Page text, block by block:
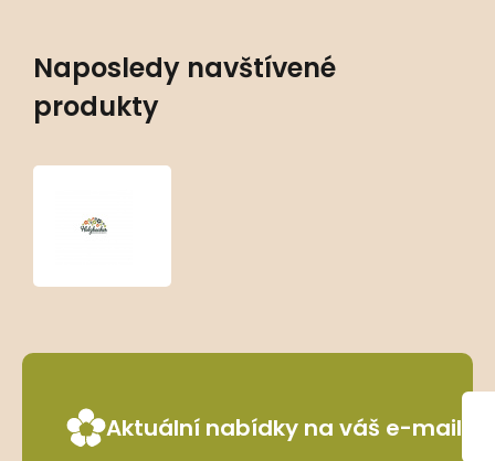
Naposledy navštívené
produkty
Aktuální nabídky na váš e-mail